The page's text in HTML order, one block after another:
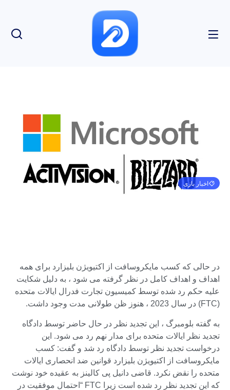
اخبار بازی
درخواست FTC ایالات متحده علیه خرید مایکروسافت
در حالی که کسب مایکروسافت از اکتیویژن بلیزارد برای همه
اهداف و اهداف کامل در نظر گرفته می شود ، به دلیل شکایت
علیه حکم رد شده توسط کمیسیون تجارت فدرال ایالات متحده
(FTC) در سال 2023 ، هنوز ظن طولانی مدت وجود داشت.
به گفته بلومبرگ ، این تجدید نظر در حال حاضر توسط دادگاه
تجدید نظر ایالات متحده برای مدار نهم رد می شود. این
درخواست تجدید نظر توسط دادگاه رد شد و گفت: کسب
مایکروسافت از اکتیویژن بلیزارد قوانین ضد انحصاری ایالات
متحده را نقض نکرد. قاضی دانیل پی کالینز به عقیده خود نوشت
که این تجدید نظر رد شده است زیرا FTC “احتمال موفقیت در